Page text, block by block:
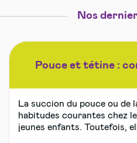
Nos
Pouce et tétine :
La succion du pouce ou de
habitudes courantes chez
jeunes enfants. Toutefois,